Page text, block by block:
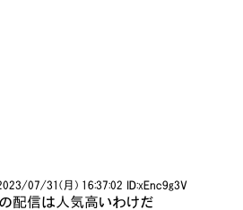
07/31(月) 16:37:02 ID:xEnc9g3V
の配信は人気高いわけだ